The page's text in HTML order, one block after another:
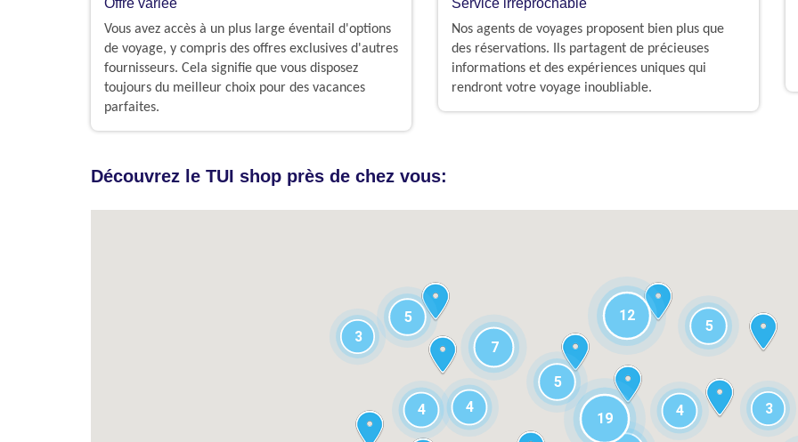
Offre variée
Vous avez accès à un plus large éventail d'options
de voyage, y compris des offres exclusives d'autres
fournisseurs. Cela signifie que vous disposez
toujours du meilleur choix pour des vacances
parfaites.​
Service irréprochable
Nos agents de voyages proposent bien plus que
des réservations. Ils partagent de précieuses
informations et des expériences uniques qui
rendront votre voyage inoubliable.​
Découvrez le TUI shop près de chez vous:
12
7
5
19
5
3
3
4
5
4 4